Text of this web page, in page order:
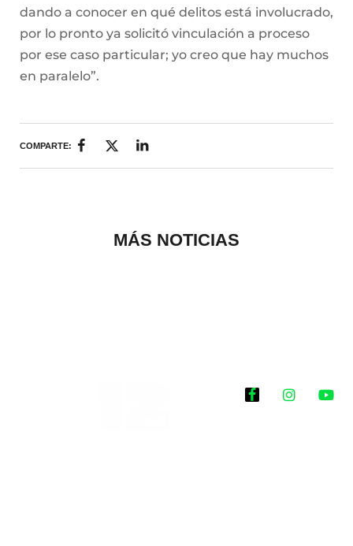
dando a conocer en qué delitos está involucrado,
por lo pronto ya solicitó vinculación a proceso
por ese caso particular; yo creo que hay muchos
en paralelo”.
COMPARTE:
MÁS NOTICIAS